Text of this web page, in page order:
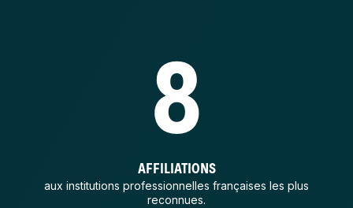
8
AFFILIATIONS
aux institutions professionnelles françaises les plus
reconnues.